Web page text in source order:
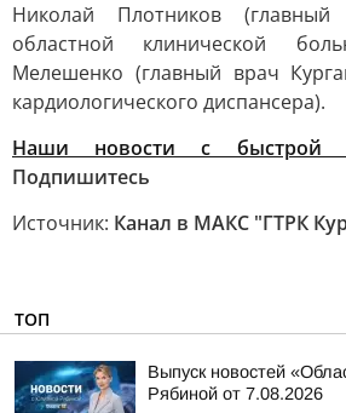
Николай Плотников (главный
областной клинической
Мелешенко (главный врач
кардиологического диспансера).
Наши новости с быстрой
Подпишитесь
Источник: Канал в МАКС "ГТРК
ТОП
Выпуск новостей
Рябиной от 7.08.2026